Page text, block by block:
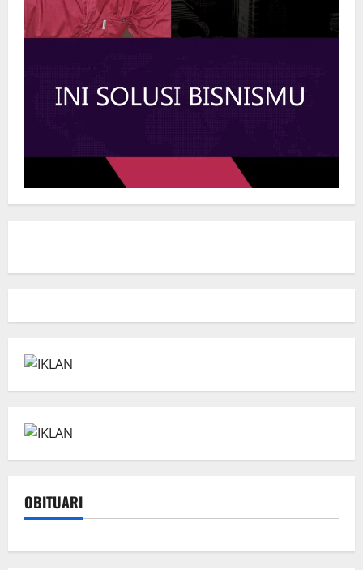
OBITUARI